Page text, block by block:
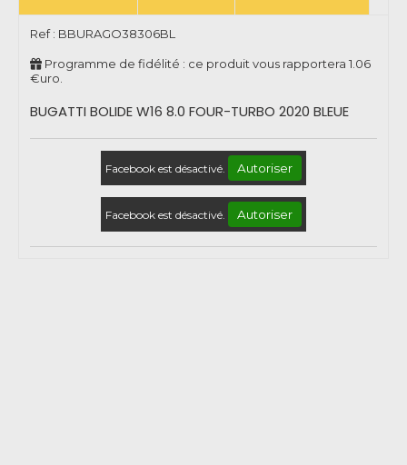
Ref : BBURAGO38306BL
Programme de fidélité : ce produit vous rapportera 1.06
€uro.
BUGATTI BOLIDE W16 8.0 FOUR-TURBO 2020 BLEUE
Facebook est désactivé. Autoriser
Facebook est désactivé. Autoriser